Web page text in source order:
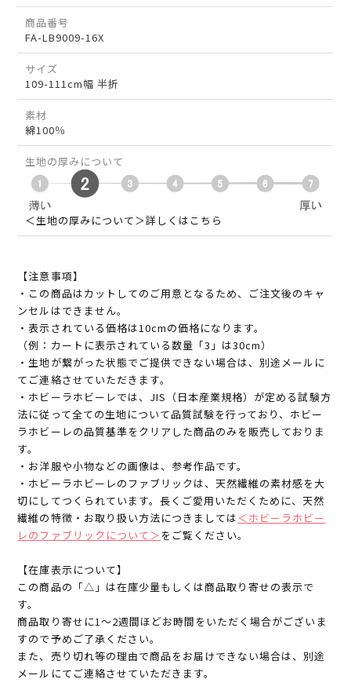
商品番号
FA-LB9009-16X
サイズ
109-111cm幅 半折
素材
綿100％
生地の厚みについて
＜生地の厚みについて＞詳しくはこちら
【注意事項】
・この商品はカットしてのご用意となるため、ご注文後のキャ
ンセルはできません。
・表示されている価格は10cmの価格になります。
（例：カートに表示されている数量「3」は30cm）
・生地が繋がった状態でご提供できない場合は、別途メールに
てご連絡させていただきます。
・ホビーラホビーレでは、JIS（日本産業規格）が定める試験方
法に従って全ての生地について品質試験を行っており、ホビー
ラホビーレの品質基準をクリアした商品のみを販売しておりま
す。
・お洋服や小物などの画像は、参考作品です。
・ホビーラホビーレのファブリックは、天然繊維の素材感を大
切にしてつくられています。長くご愛用いただくために、天然
繊維の特徴・お取り扱い方法につきましては＜ホビーラホビー
レのファブリックについて＞ をご覧ください。
【在庫表示について】
この商品の「△」は在庫少量もしくは商品取り寄せの表示で
す。
商品取り寄せに1～2週間ほどお時間をいただく場合がございま
すので予めご了承ください。
また、売り切れ等の理由で商品をお届けできない場合は、別途
メールにてご連絡させていただきます。